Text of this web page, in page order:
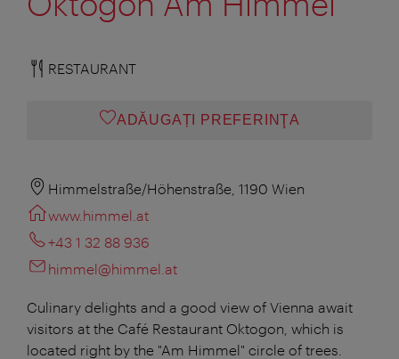
RESTAURANT
ADĂUGAȚI PREFERINŢA
Himmelstraße/Höhenstraße, 1190 Wien
www.himmel.at
+43 1 32 88 936
himmel@himmel.at
Culinary delights and a good view of Vienna await
visitors at the Café Restaurant Oktogon, which is
located right by the "Am Himmel" circle of trees.